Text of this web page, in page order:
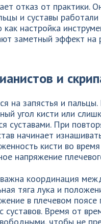
отказ от практики.
и суставы
настройка
заметный эффект на
и
на запястья и
угол кисти или
суставами. При
начинает
кисти во
напряжение
координация
тяга лука и
в плечевом поясе
суставов. Время от